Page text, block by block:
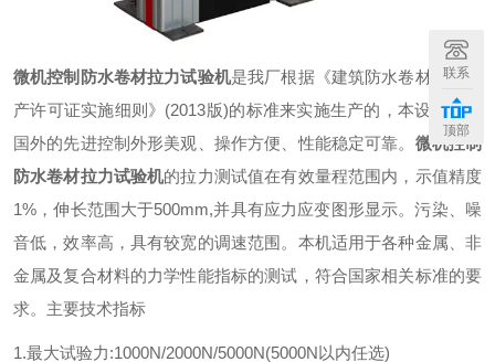
微机控制防水卷材拉力试验机是我厂根据《建筑防水卷材产品生
产许可证实施细则》(2013版)的标准来实施生产的，本设计采用
国外的先进控制外形美观、操作方便、性能稳定可靠。 微机控制
防水卷材拉力试验机的拉力测试值在有效量程范围内，示值精度
1%，伸长范围大于500mm,并具有应力应变图形显示。污染、噪
音低，效率高，具有较宽的调速范围。本机适用于各种金属、非
金属及复合材料的力学性能指标的测试，符合国家相关标准的要
求。主要技术指标
1.最大试验力:1000N/2000N/5000N(5000N以内任选)
联系
顶部